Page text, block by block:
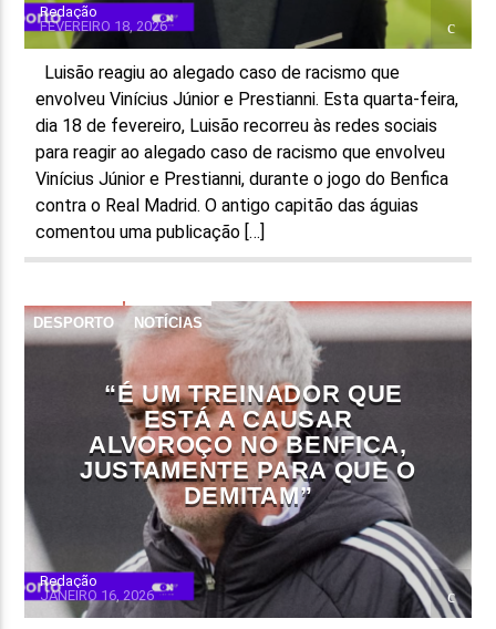
Redação
FEVEREIRO 18, 2026
Luisão reagiu ao alegado caso de racismo que
envolveu Vinícius Júnior e Prestianni. Esta quarta-feira,
dia 18 de fevereiro, Luisão recorreu às redes sociais
para reagir ao alegado caso de racismo que envolveu
Vinícius Júnior e Prestianni, durante o jogo do Benfica
contra o Real Madrid. O antigo capitão das águias
comentou uma publicação […]
DESPORTO NOTÍCIAS
“É UM TREINADOR QUE
ESTÁ A CAUSAR
ALVOROÇO NO BENFICA,
JUSTAMENTE PARA QUE O
DEMITAM”
Redação
JANEIRO 16, 2026